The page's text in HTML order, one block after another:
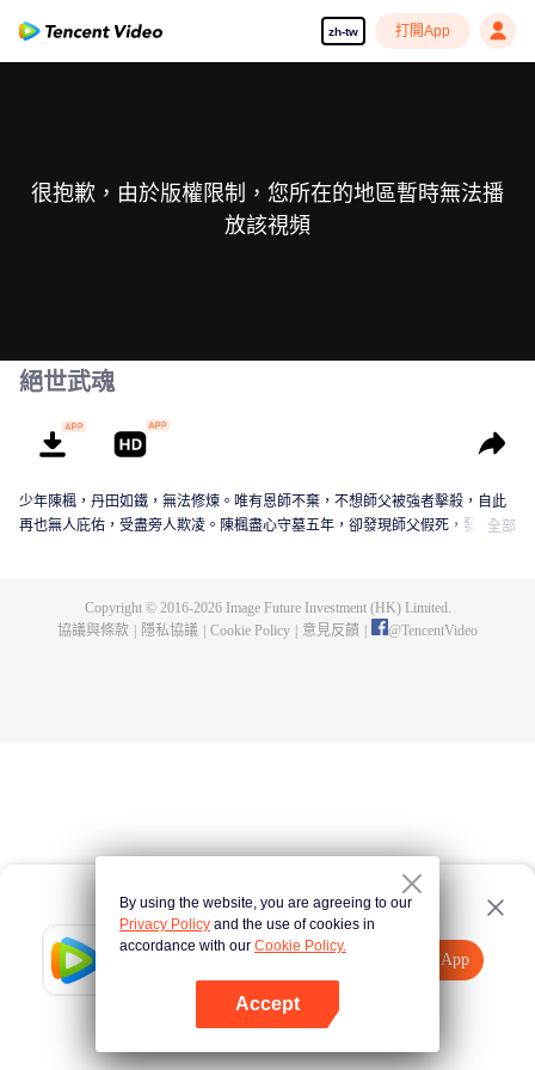
zh-tw 打開App
Tencent Video
打開App
點擊此處
很抱歉，由於版權限制，您所在的地區暫時無法播
放該視頻
絕世武魂
少年陳楓，丹田如鐵，無法修煉。唯有恩師不棄，不想師父被強者擊殺，自此
再也無人庇佑，受盡旁人欺凌。陳楓盡心守墓五年，卻發現師父假死，發現師
全部
Copyright © 2016-2026Image Future Investment (HK) Limited.
協議與條款
隱私協議 Cookie Policy 意見反饋 @TencentVideo
By using the website, you are agreeing to our
Privacy Policy and the use of cookies in
accordance with our Cookie Policy.
Accept